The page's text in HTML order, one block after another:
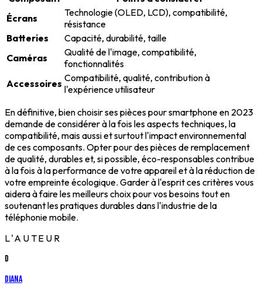
Écrans
Technologie (OLED, LCD), compatibilité,
résistance
Batteries
Capacité, durabilité, taille
Caméras
Qualité de l'image, compatibilité,
fonctionnalités
Accessoires Compatibilité, qualité, contribution à
l'expérience utilisateur
En définitive, bien choisir ses pièces pour smartphone en 2023
demande de considérer à la fois les aspects techniques, la
compatibilité, mais aussi et surtout l'impact environnemental
de ces composants. Opter pour des pièces de remplacement
de qualité, durables et, si possible, éco-responsables contribue
à la fois à la performance de votre appareil et à la réduction de
votre empreinte écologique. Garder à l'esprit ces critères vous
aidera à faire les meilleurs choix pour vos besoins tout en
soutenant les pratiques durables dans l'industrie de la
téléphonie mobile.
L'AUTEUR
D
Diana